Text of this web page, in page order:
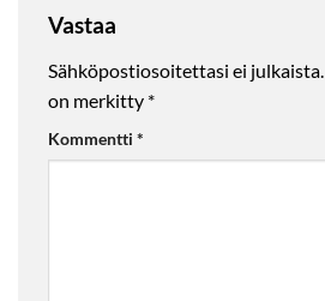
Vastaa
Sähköpostiosoitettasi ei julkaista.
on merkitty *
Kommentti *